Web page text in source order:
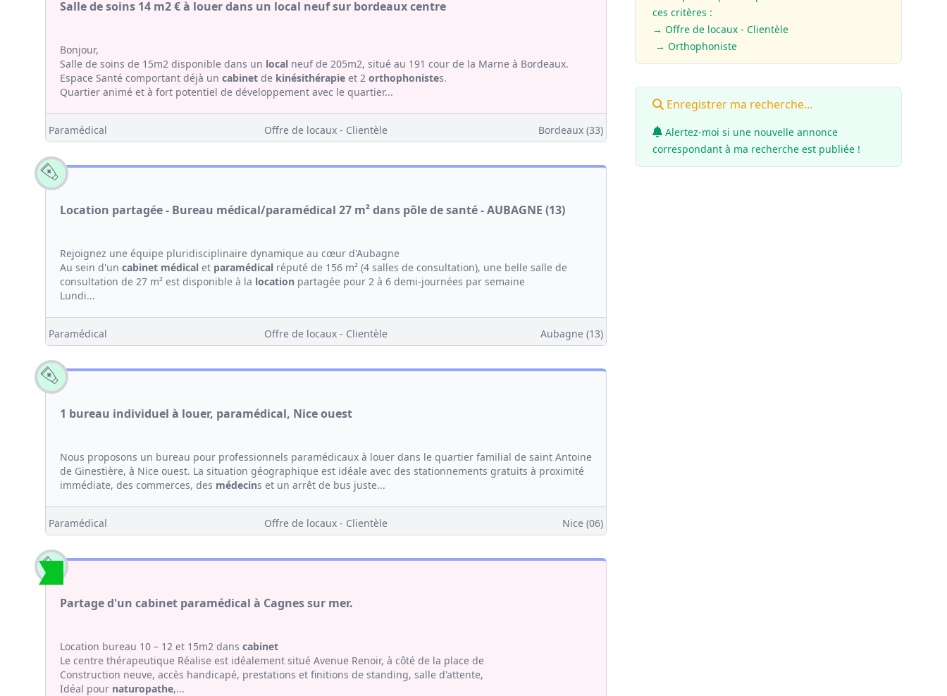
Salle de soins 14 m2 € à louer dans un local neuf sur bordeaux centre
Bonjour,
Salle de soins de 15m2 disponible dans un local neuf de 205m2, situé au 191 cour de la Marne à Bordeaux.
Espace Santé comportant déjà un cabinet de kinésithérapie et 2 orthophonistes.
Quartier animé et à fort potentiel de développement avec le quartier...
Paramédical Offre de locaux - Clientèle Bordeaux (33)
Location partagée - Bureau médical/paramédical 27 m² dans pôle de santé - AUBAGNE (13)
Rejoignez une équipe pluridisciplinaire dynamique au cœur d'Aubagne
Au sein d'un cabinet médical et paramédical réputé de 156 m² (4 salles de consultation), une belle salle de
consultation de 27 m² est disponible à la location partagée pour 2 à 6 demi-journées par semaine
Lundi...
Paramédical Offre de locaux - Clientèle Aubagne (13)
1 bureau individuel à louer, paramédical, Nice ouest
Nous proposons un bureau pour professionnels paramédicaux à louer dans le quartier familial de saint Antoine
de Ginestière, à Nice ouest. La situation géographique est idéale avec des stationnements gratuits à proximité
immédiate, des commerces, des médecins et un arrêt de bus juste...
Paramédical Offre de locaux - Clientèle Nice (06)
Partage d'un cabinet paramédical à Cagnes sur mer.
Location bureau 10 – 12 et 15m2 dans cabinet
Le centre thérapeutique Réalise est idéalement situé Avenue Renoir, à côté de la place de
Construction neuve, accès handicapé, prestations et finitions de standing, salle d'attente,
Idéal pour naturopathe,...
ces critères :
→ Offre de locaux - Clientèle
→ Orthophoniste
Enregistrer ma recherche...
Alertez-moi si une nouvelle annonce
correspondant à ma recherche est publiée !